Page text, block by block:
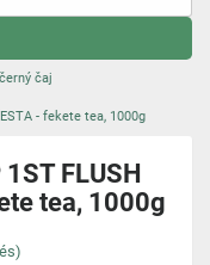
čaj
- fekete tea, 1000g
1ST FLUSH
tea, 1000g